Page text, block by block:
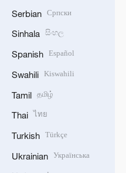
Serbian Српски
Sinhala සිංහල
Spanish Español
Swahili Kiswahili
Tamil தமிழ்
Thai ไทย
Turkish Türkçe
Ukrainian Українська